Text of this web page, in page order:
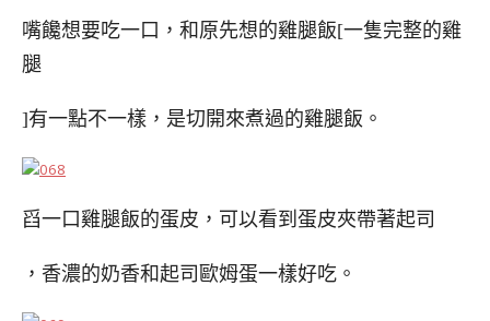
嘴饞想要吃一口，和原先想的雞腿飯[一隻完整的雞
腿
]有一點不一樣，是切開來煮過的雞腿飯。
舀一口雞腿飯的蛋皮，可以看到蛋皮夾帶著起司
，香濃的奶香和起司歐姆蛋一樣好吃。